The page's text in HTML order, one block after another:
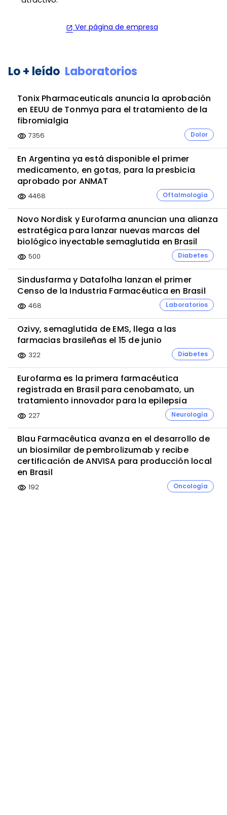
open_in_new Ver página de empresa
Lo + leído Laboratorios
Tonix Pharmaceuticals anuncia la aprobación
en EEUU de Tonmya para el tratamiento de la
fibromialgia
visibility 7356 Dolor
En Argentina ya está disponible el primer
medicamento, en gotas, para la presbicia
aprobado por ANMAT
visibility 4468 Oftalmología
Novo Nordisk y Eurofarma anuncian una alianza
estratégica para lanzar nuevas marcas del
biológico inyectable semaglutida en Brasil
visibility 500 Diabetes
Sindusfarma y Datafolha lanzan el primer
Censo de la Industria Farmacéutica en Brasil
visibility 468 Laboratorios
Ozivy, semaglutida de EMS, llega a las
farmacias brasileñas el 15 de junio
visibility 322 Diabetes
Eurofarma es la primera farmacéutica
registrada en Brasil para cenobamato, un
tratamiento innovador para la epilepsia
visibility 227 Neurología
Blau Farmacêutica avanza en el desarrollo de
un biosimilar de pembrolizumab y recibe
certificación de ANVISA para producción local
en Brasil
visibility 192 Oncología